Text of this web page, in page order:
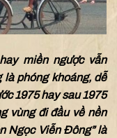
miền ngược vẫn
phóng khoáng, dễ
1975 hay sau 1975
vùng đi đầu về nền
Ngọc Viễn Đông” là